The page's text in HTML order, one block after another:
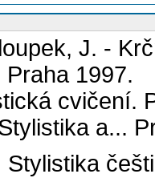
J. -
1997.
cvičení.
a...